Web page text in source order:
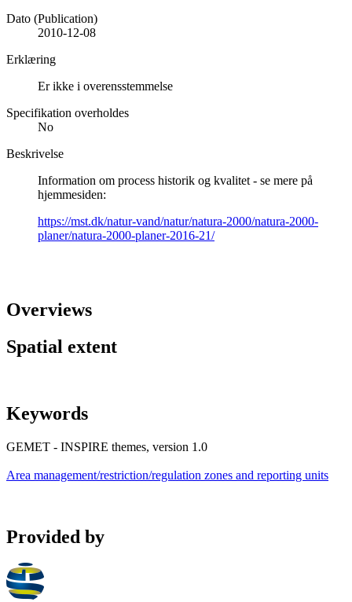
Dato (Publication)
2010-12-08
Erklæring
Er ikke i overensstemmelse
Specifikation overholdes
No
Beskrivelse
Information om process historik og kvalitet - se mere på
hjemmesiden:
https://mst.dk/natur-vand/natur/natura-2000/natura-2000-
planer/natura-2000-planer-2016-21/
Overviews
Spatial extent
Keywords
GEMET - INSPIRE themes, version 1.0
Area management/restriction/regulation zones and reporting units
Provided by